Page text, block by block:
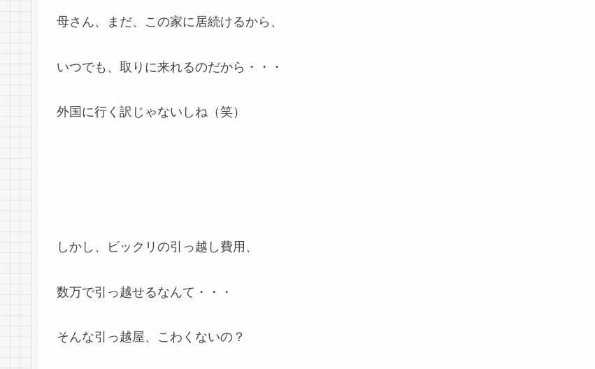
母さん、まだ、この家に居続けるから、
いつでも、取りに来れるのだから・・・
外国に行く訳じゃないしね（笑）
しかし、ビックリの引っ越し費用、
数万で引っ越せるなんて・・・
そんな引っ越屋、こわくないの？